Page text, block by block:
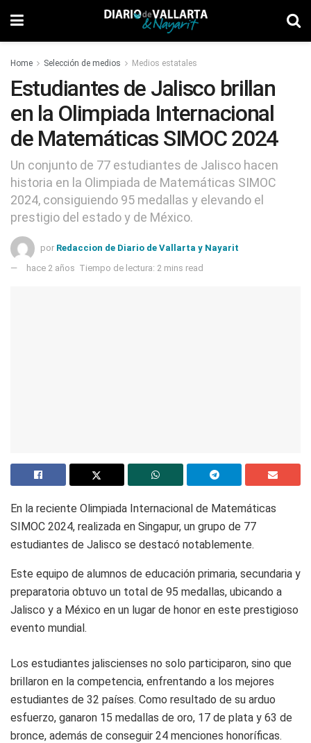
Home Selección de medios Medios estatales
Estudiantes de Jalisco brillan
en la Olimpiada Internacional
de Matemáticas SIMOC 2024
Un conjunto de 77 estudiantes de Jalisco hacen
historia en la Olimpiada de Matemáticas SIMOC
2024, consiguiendo 95 medallas y elevando el
prestigio del estado y de México.
por Redaccion de Diario de Vallarta y Nayarit
hace 2 años Tiempo de lectura: 2 mins read
En la reciente Olimpiada Internacional de Matemáticas
SIMOC 2024, realizada en Singapur, un grupo de 77
estudiantes de Jalisco se destacó notablemente.
Este equipo de alumnos de educación primaria, secundaria y
preparatoria obtuvo un total de 95 medallas, ubicando a
Jalisco y a México en un lugar de honor en este prestigioso
evento mundial.
Los estudiantes jaliscienses no solo participaron, sino que
brillaron en la competencia, enfrentando a los mejores
estudiantes de 32 países. Como resultado de su arduo
esfuerzo, ganaron 15 medallas de oro, 17 de plata y 63 de
bronce, además de conseguir 24 menciones honoríficas.